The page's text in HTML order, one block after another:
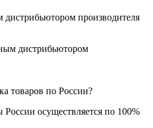
производителя
дистрибьютором
товаров по России?
России осуществляется по 100%